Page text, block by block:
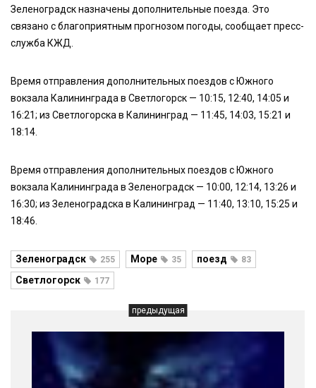
Зеленоградск назначены дополнительные поезда. Это
связано с благоприятным прогнозом погоды, сообщает пресс-
служба КЖД.
Время отправления дополнительных поездов с Южного
вокзала Калининграда в Светлогорск — 10:15, 12:40, 14:05 и
16:21; из Светлогорска в Калининград — 11:45, 14:03, 15:21 и
18:14.
Время отправления дополнительных поездов с Южного
вокзала Калининграда в Зеленоградск — 10:00, 12:14, 13:26 и
16:30; из Зеленоградска в Калининград — 11:40, 13:10, 15:25 и
18:46.
Зеленоградск 255 Море 35 поезд 83
Светлогорск 177
предыдущая